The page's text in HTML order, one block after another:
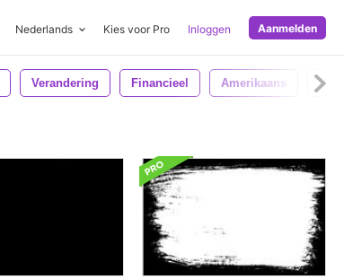
Nederlands Kies voor Pro Inloggen Aanmelden
Verandering Financieel Amerikaans